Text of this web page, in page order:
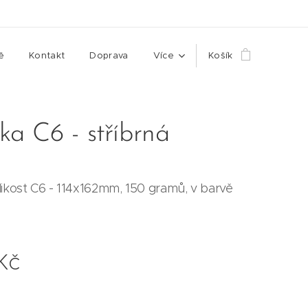
Kontakt Doprava Více Košík
C6 - stříbrná
C6 - 114x162mm, 150 gramů, v barvě